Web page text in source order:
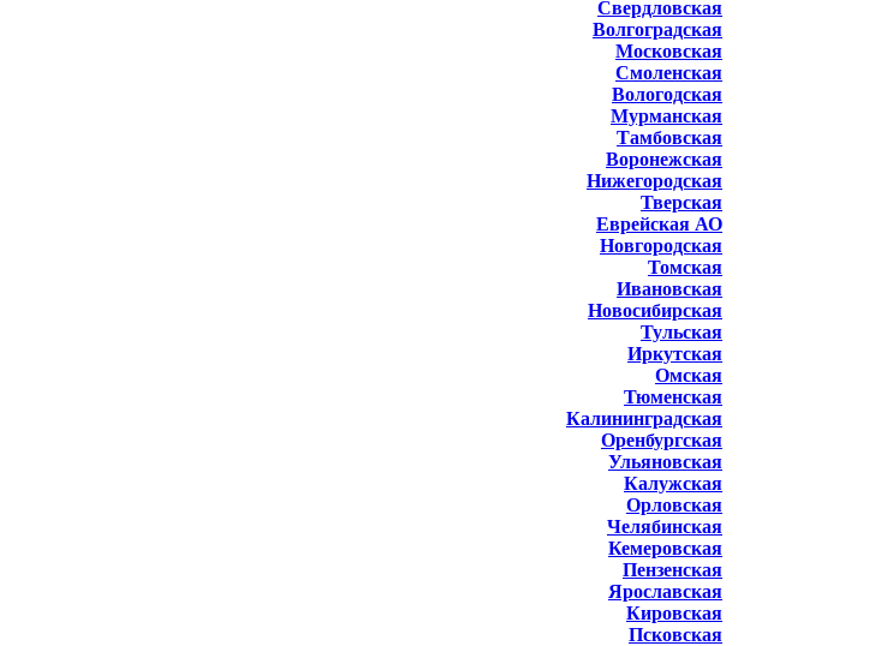
Свердловская
Волгоградская
Московская
Смоленская
Вологодская
Мурманская
Тамбовская
Воронежская
Нижегородская
Тверская
Еврейская АО
Новгородская
Томская
Ивановская
Новосибирская
Тульская
Иркутская
Омская
Тюменская
Калининградская
Оренбургская
Ульяновская
Калужская
Орловская
Челябинская
Кемеровская
Пензенская
Ярославская
Кировская
Псковская